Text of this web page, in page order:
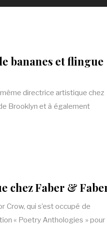
bananes et flingue
directrice artistique chez
Brooklyn et à également
chez Faber &
Crow, qui s’est occupé de
« Poetry Anthologies » pour